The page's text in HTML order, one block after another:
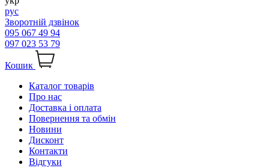
рус
Зворотній дзвінок
095 067 49 94
097 023 53 79
Кошик
Каталог товарів
Про нас
Доставка і оплата
Повернення та обмін
Новини
Дисконт
Контакти
Відгуки